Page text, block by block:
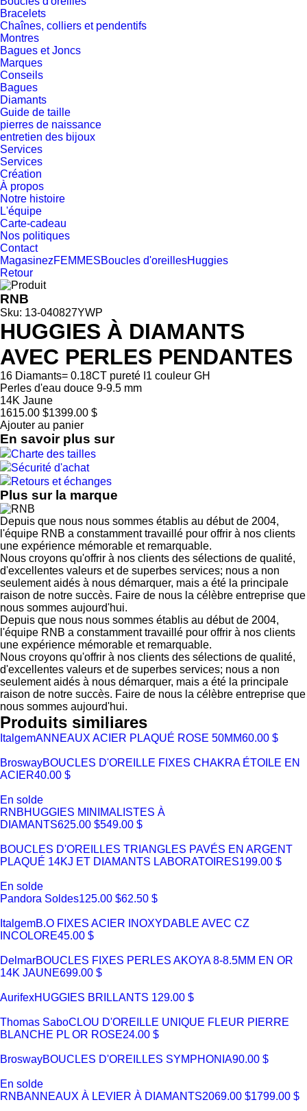
Bracelets
Chaînes, colliers et pendentifs
Montres
Bagues et Joncs
Marques
Conseils
Bagues
Diamants
Guide de taille
pierres de naissance
entretien des bijoux
Services
Services
Création
À propos
Notre histoire
L'équipe
Carte-cadeau
Nos politiques
Contact
MagasinezFEMMESBoucles d'oreillesHuggies
Retour
RNB
Sku: 13-040827YWP
HUGGIES À DIAMANTS
AVEC PERLES PENDANTES
16 Diamants= 0.18CT pureté I1 couleur GH
Perles d'eau douce 9-9.5 mm
14K Jaune
1615.00 $1399.00 $
Ajouter au panier
En savoir plus sur
Charte des tailles
Sécurité d'achat
Retours et échanges
Plus sur la marque
Depuis que nous nous sommes établis au début de 2004,
l'équipe RNB a constamment travaillé pour offrir à nos clients
une expérience mémorable et remarquable.
Nous croyons qu'offrir à nos clients des sélections de qualité,
d'excellentes valeurs et de superbes services; nous a non
seulement aidés à nous démarquer, mais a été la principale
raison de notre succès. Faire de nous la célèbre entreprise que
nous sommes aujourd'hui.
Depuis que nous nous sommes établis au début de 2004,
l'équipe RNB a constamment travaillé pour offrir à nos clients
une expérience mémorable et remarquable.
Nous croyons qu'offrir à nos clients des sélections de qualité,
d'excellentes valeurs et de superbes services; nous a non
seulement aidés à nous démarquer, mais a été la principale
raison de notre succès. Faire de nous la célèbre entreprise que
nous sommes aujourd'hui.
Produits similiares
ItalgemANNEAUX ACIER PLAQUÉ ROSE 50MM60.00 $
BroswayBOUCLES D'OREILLE FIXES CHAKRA ÉTOILE EN
ACIER40.00 $
En solde
RNBHUGGIES MINIMALISTES À
DIAMANTS625.00 $549.00 $
BOUCLES D'OREILLES TRIANGLES PAVÉS EN ARGENT
PLAQUÉ 14KJ ET DIAMANTS LABORATOIRES199.00 $
En solde
Pandora Soldes125.00 $62.50 $
ItalgemB.O FIXES ACIER INOXYDABLE AVEC CZ
INCOLORE45.00 $
DelmarBOUCLES FIXES PERLES AKOYA 8-8.5MM EN OR
14K JAUNE699.00 $
AurifexHUGGIES BRILLANTS 129.00 $
Thomas SaboCLOU D'OREILLE UNIQUE FLEUR PIERRE
BLANCHE PL OR ROSE24.00 $
BroswayBOUCLES D'OREILLES SYMPHONIA90.00 $
En solde
RNBANNEAUX À LEVIER À DIAMANTS2069.00 $1799.00 $